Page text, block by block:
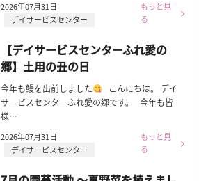
2026年07月31日
デイサービスセンター
もっと見
る
【デイサービスセンターふれ愛の
郷】土用の丑の日
今年も鰻を出前しました
こんにちは。 デイ
サービスセンターふれ愛の郷です。 今年も皆
様…
2026年07月31日
デイサービスセンター
もっと見
る